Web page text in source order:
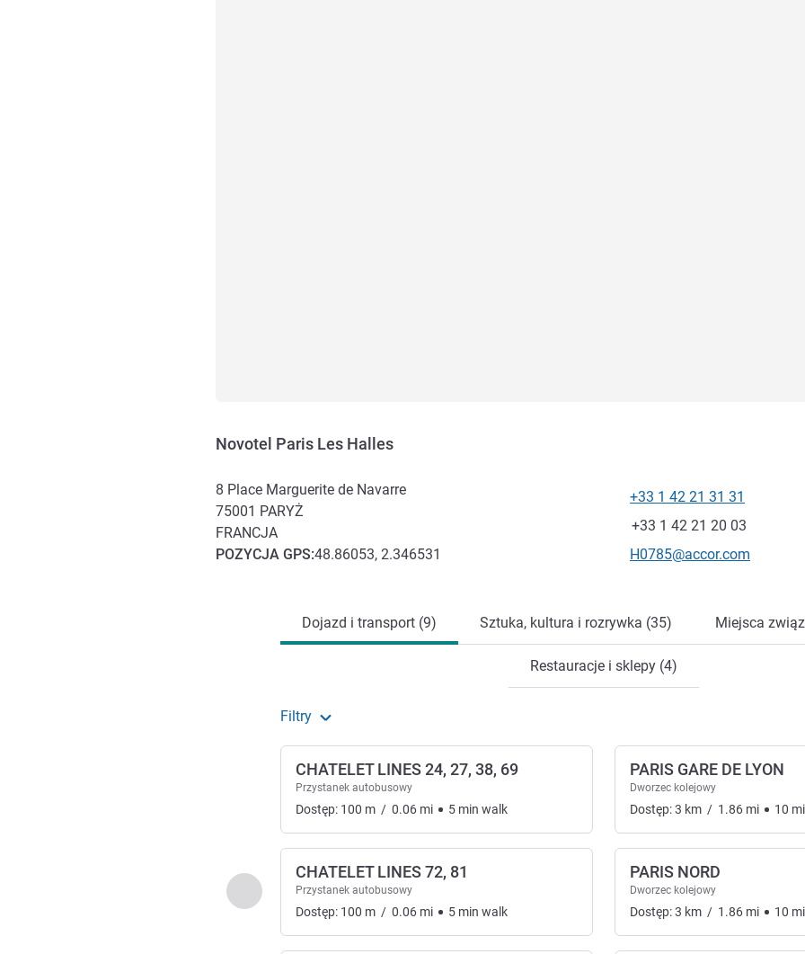
Novotel Paris Les Halles
8 Place Marguerite de Navarre
75001 PARYŻ
FRANCJA
POZYCJA GPS:48.86053, 2.346531
Telefon
+33 1 42 21 31 31
Faks
+33 1 42 21 20 03
Kontaktowy adres e-mail
H0785@accor.com
Dojazd i transport (9) Sztuka, kultura i rozrywka (35) Miejsca
Restauracje i sklepy (4)
Filtry
Poprzedni - Dojazd i transport
CHATELET LINES 24, 27, 38, 69
Przystanek autobusowy
Dostęp: 100 m / 0.06 mi 5 min walk
CHATELET LINES 72, 81
Przystanek autobusowy
Dostęp: 100 m / 0.06 mi 5 min walk
PARIS GARE DE LYON
Dworzec kolejowy
Dostęp:3 km / 1.86 mi 10
PARIS NORD
Dworzec kolejowy
Dostęp:3 km / 1.86 mi 10